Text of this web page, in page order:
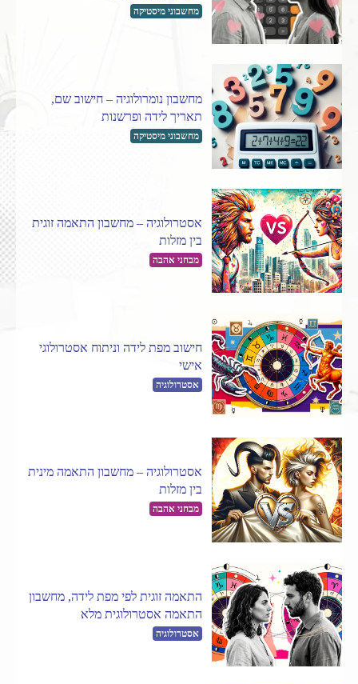
מחשבוני מיסטיקה
מחשבון נומרולוגיה – חישוב שם,
תאריך לידה ופרשנות
מחשבוני מיסטיקה
אסטרולוגיה – מחשבון התאמה זוגית
בין מזלות
מבחני אהבה
חישוב מפת לידה וניתוח אסטרולוגי
אישי
אסטרולוגיה
אסטרולוגיה – מחשבון התאמה מינית
בין מזלות
מבחני אהבה
התאמה זוגית לפי מפת לידה, מחשבון
התאמה אסטרולוגית מלא
אסטרולוגיה